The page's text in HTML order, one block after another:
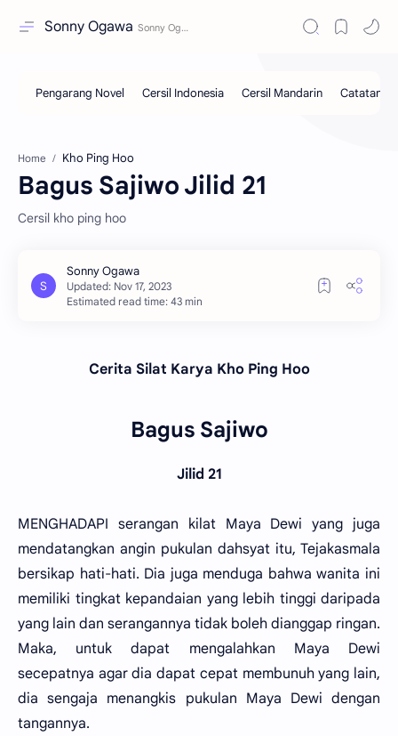
Sonny Ogawa
Home Kho Ping Hoo
Bagus Sajiwo Jilid 21
Cersil kho ping hoo
Estimated read time: 43 min
Cerita Silat Karya Kho Ping Hoo
Bagus Sajiwo
Jilid 21
MENGHADAPI serangan kilat Maya Dewi yang juga
mendatangkan angin pukulan dahsyat itu, Tejakasmala
bersikap hati-hati. Dia juga menduga bahwa wanita ini
memiliki tingkat kepandaian yang lebih tinggi daripada
yang lain dan serangannya tidak boleh dianggap ringan.
Maka, untuk dapat mengalahkan Maya Dewi
secepatnya agar dia dapat cepat membunuh yang lain,
dia sengaja menangkis pukulan Maya Dewi dengan
tangannya.